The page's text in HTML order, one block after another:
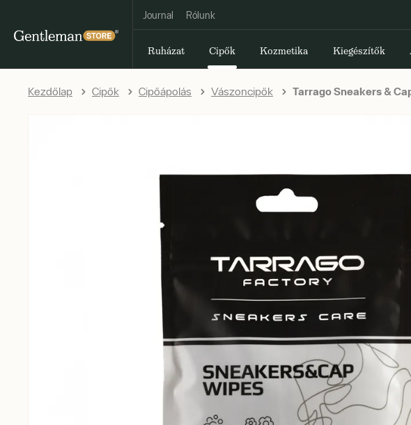
Journal Rólunk
Ruházat Cipők Kozmetika Kiegészítők
Kezdőlap Cipők Cipőápolás Vászoncipők Tarrago Sneakers &